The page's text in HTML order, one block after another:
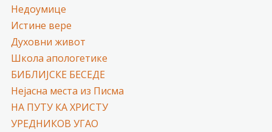
Недоумице
Истине вере
Духовни живот
Школа апологетике
БИБЛИЈСКЕ БЕСЕДЕ
Нејасна места из Писма
НА ПУТУ КА ХРИСТУ
УРЕДНИКОВ УГАО